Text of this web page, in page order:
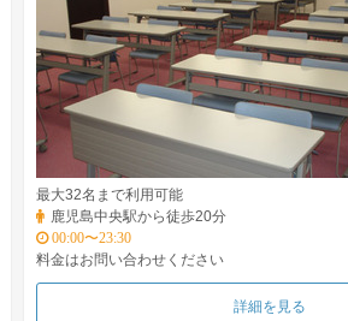
最大32名まで利用可能
鹿児島中央駅から徒歩20分
00:00〜23:30
料金はお問い合わせください
詳細を見る